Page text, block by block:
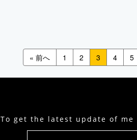
« 前へ 1 2 3 4 5
To get the latest update of me